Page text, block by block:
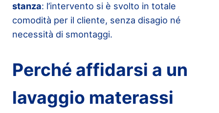
stanza: l’intervento si è svolto in totale
comodità per il cliente, senza disagio né
necessità di smontaggi.
Perché affidarsi a un
lavaggio materassi